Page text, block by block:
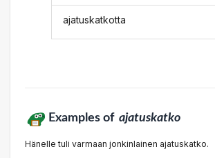
ajatuskatkotta
Examples of ajatuskatko
Hänelle tuli varmaan jonkinlainen ajatuskatko.